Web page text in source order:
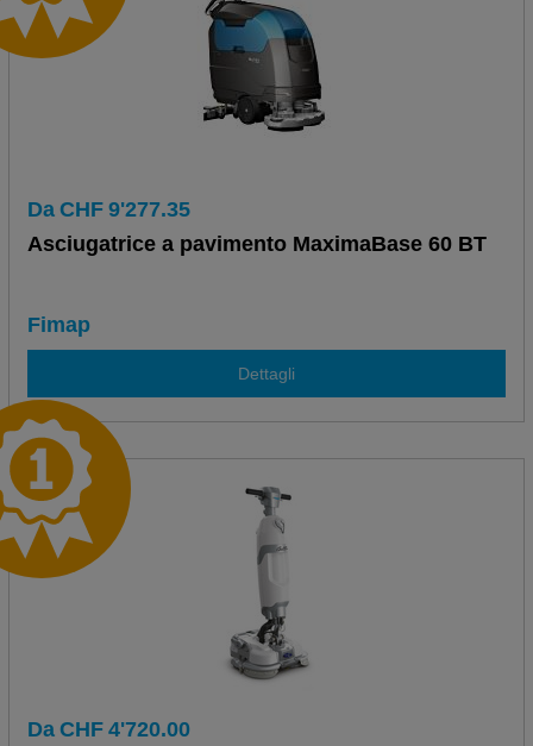
Da CHF 9'277.35
Asciugatrice a pavimento MaximaBase 60 BT
Fimap
Dettagli
Da CHF 4'720.00